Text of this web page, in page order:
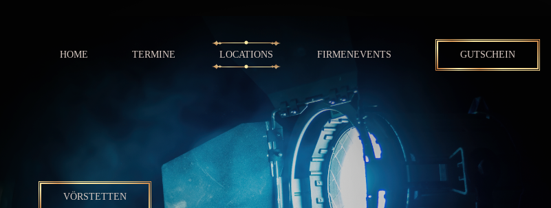
HOME TERMINE LOCATIONS FIRMENEVENTS GUTSCHEIN
VÖRSTETTEN